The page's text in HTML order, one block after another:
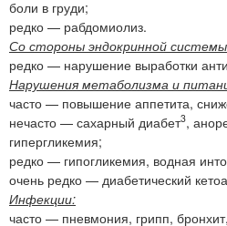
боли в груди;
редко — рабдомиолиз.
Со стороны эндокринной
редко — нарушение выработки
Нарушения метаболизма и
часто — повышение аппетита,
нечасто — сахарный диабет3,
гипергликемия;
редко — гипогликемия, водная
очень редко — диабетический
Инфекции:
часто — пневмония, грипп,